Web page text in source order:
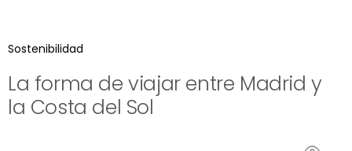
Sostenibilidad
La forma de viajar entre Madrid y
la Costa del Sol